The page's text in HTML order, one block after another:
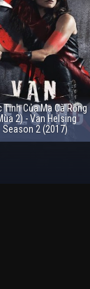
Tinh Của Ma Cà Rồng
2) - Van Helsing
Season 2 (2017)